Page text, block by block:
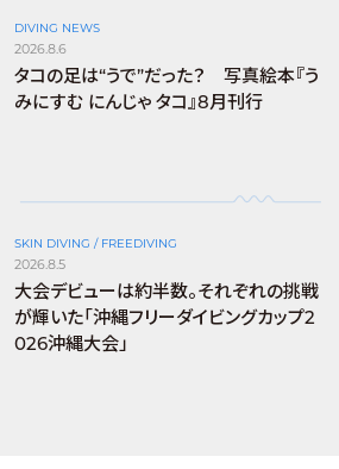
DIVING NEWS
2026.8.6
タコの足は“うで”だった？ 写真絵本『う
みにすむ にんじゃ タコ』8月刊行
SKIN DIVING / FREEDIVING
2026.8.5
大会デビューは約半数。それぞれの挑戦
が輝いた「沖縄フリーダイビングカップ2
026沖縄大会」